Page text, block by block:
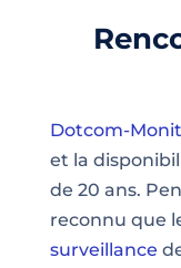
Dotcom-
et la
de 20 ans.
reconnu que
surveillance